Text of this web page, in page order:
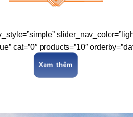
cat=”0″ products=”10″
Xem thêm